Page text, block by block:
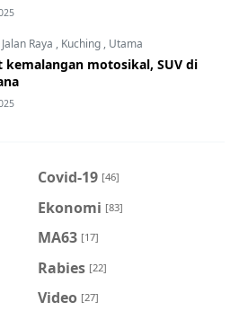
Raya , Kuching , Utama
kemalangan motosikal, SUV di
Covid-19 [46]
Ekonomi [83]
MA63 [17]
Rabies [22]
Video [27]